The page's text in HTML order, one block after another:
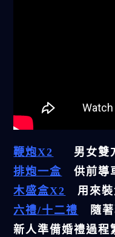
鞭炮X2
男女雙
排炮一盒 供前導
木盛盒X2
用來裝
六禮/十二禮
隨著
新人準備婚禮過程